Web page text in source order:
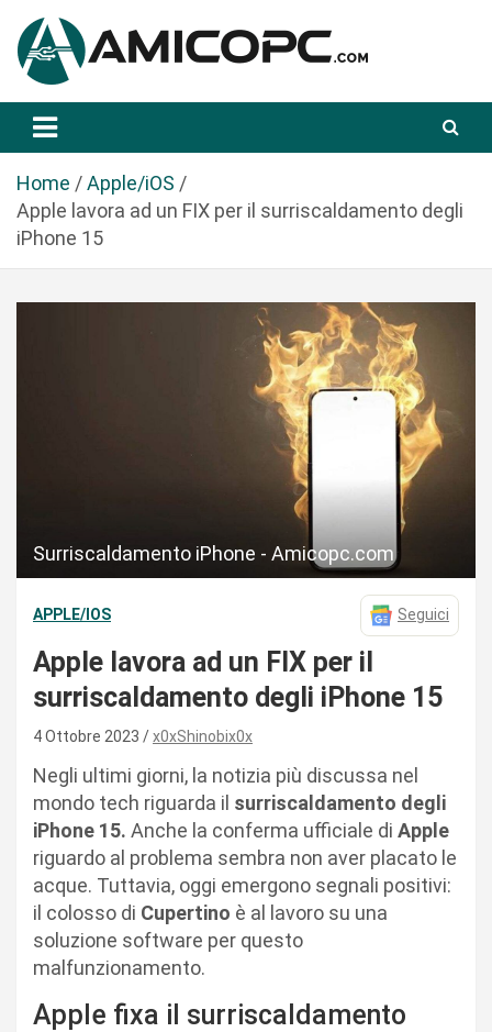
a
Amicopc.com
Home
Apple/iOS
Apple lavora ad un FIX per il surriscaldamento degli
iPhone 15
Surriscaldamento iPhone - Amicopc.com
APPLE/IOS Seguici
Apple lavora ad un FIX per il
surriscaldamento degli iPhone 15
4 Ottobre 2023 x0xShinobix0x
Negli ultimi giorni, la notizia più discussa nel
mondo tech riguarda il surriscaldamento degli
iPhone 15. Anche la conferma ufficiale di Apple
riguardo al problema sembra non aver placato le
acque. Tuttavia, oggi emergono segnali positivi:
il colosso di Cupertino è al lavoro su una
soluzione software per questo
malfunzionamento.
Apple fixa il surriscaldamento